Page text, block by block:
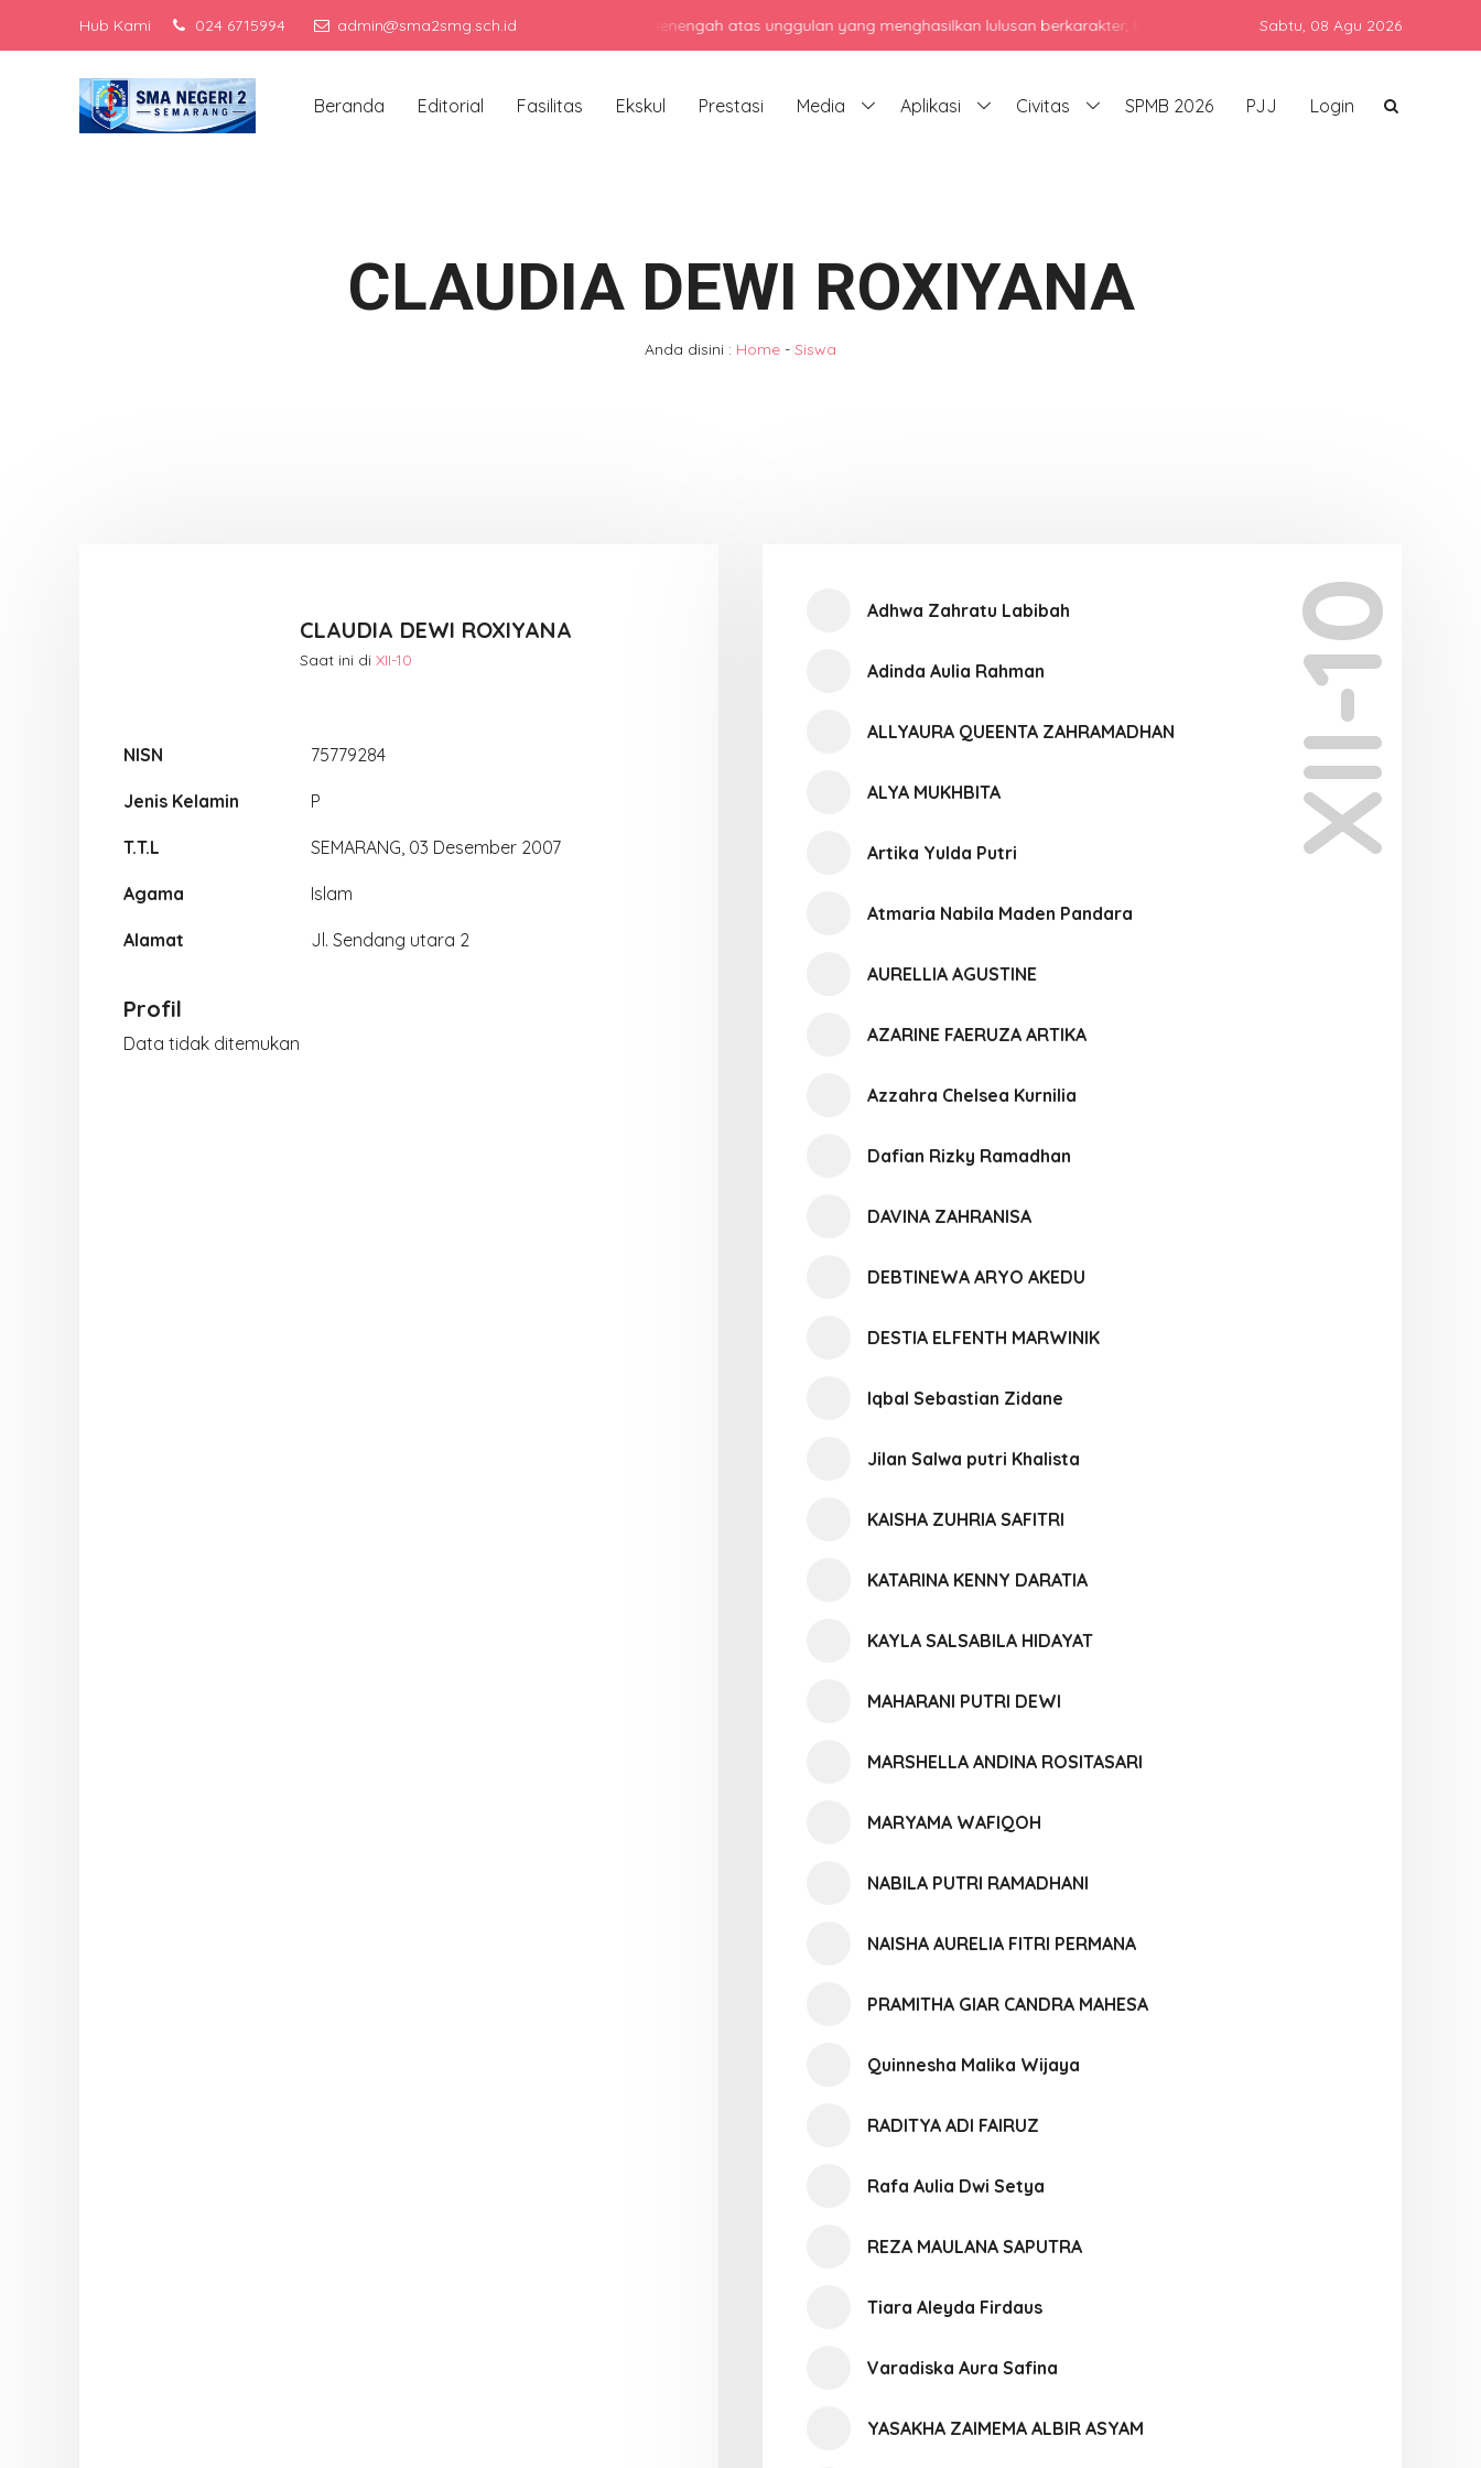
Hub Kami 024 6715994 admin@sma2smg.sch.idMenjadi sekolah menengah atas unggulan yang menghasilkan lulusan berkarakter, berprestasi, dan siap bersaing di era global
Sabtu, 08 Agu 2026
Beranda Editorial Fasilitas Ekskul Prestasi Media Aplikasi Civitas SPMB 2026 PJJ Login
CLAUDIA DEWI ROXIYANA
Anda disini : Home - Siswa
CLAUDIA DEWI ROXIYANA
Saat ini di XII-10
NISN 75779284
Jenis Kelamin P
T.T.L SEMARANG, 03 Desember 2007
Agama Islam
Alamat Jl. Sendang utara 2
Profil
Data tidak ditemukan
XII-10
Adhwa Zahratu Labibah
Adinda Aulia Rahman
ALLYAURA QUEENTA ZAHRAMADHAN
ALYA MUKHBITA
Artika Yulda Putri
Atmaria Nabila Maden Pandara
AURELLIA AGUSTINE
AZARINE FAERUZA ARTIKA
Azzahra Chelsea Kurnilia
Dafian Rizky Ramadhan
DAVINA ZAHRANISA
DEBTINEWA ARYO AKEDU
DESTIA ELFENTH MARWINIK
Iqbal Sebastian Zidane
Jilan Salwa putri Khalista
KAISHA ZUHRIA SAFITRI
KATARINA KENNY DARATIA
KAYLA SALSABILA HIDAYAT
MAHARANI PUTRI DEWI
MARSHELLA ANDINA ROSITASARI
MARYAMA WAFIQOH
NABILA PUTRI RAMADHANI
NAISHA AURELIA FITRI PERMANA
PRAMITHA GIAR CANDRA MAHESA
Quinnesha Malika Wijaya
RADITYA ADI FAIRUZ
Rafa Aulia Dwi Setya
REZA MAULANA SAPUTRA
Tiara Aleyda Firdaus
Varadiska Aura Safina
YASAKHA ZAIMEMA ALBIR ASYAM